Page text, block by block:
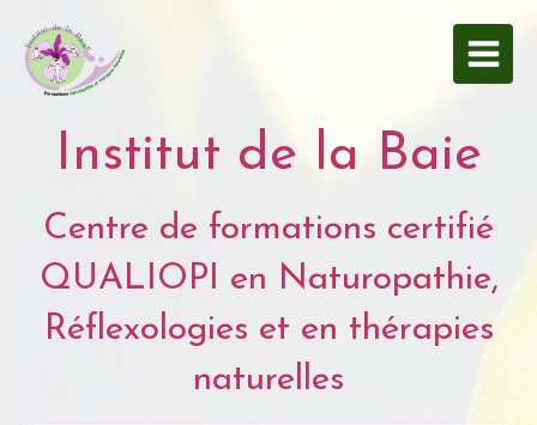
Institut de la Baie
Centre de formations certifié
QUALIOPI en Naturopathie,
Réflexologies et en thérapies
naturelles